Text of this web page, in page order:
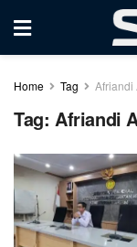
Home Tag Afriandi
Tag: Afriandi